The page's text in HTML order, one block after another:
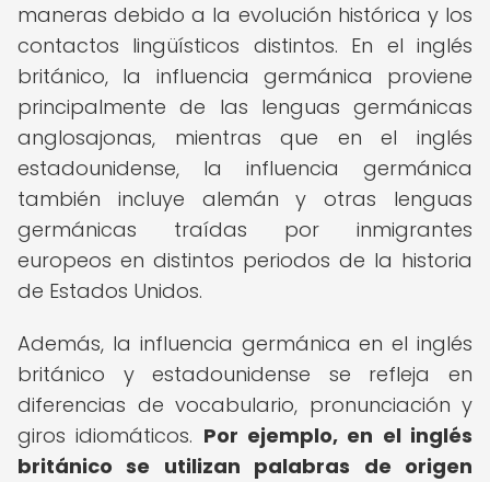
maneras debido a la evolución histórica y los
contactos lingüísticos distintos. En el inglés
británico, la influencia germánica proviene
principalmente de las lenguas germánicas
anglosajonas, mientras que en el inglés
estadounidense, la influencia germánica
también incluye alemán y otras lenguas
germánicas traídas por inmigrantes
europeos en distintos periodos de la historia
de Estados Unidos.
Además, la influencia germánica en el inglés
británico y estadounidense se refleja en
diferencias de vocabulario, pronunciación y
giros idiomáticos. Por ejemplo, en el inglés
británico se utilizan palabras de origen